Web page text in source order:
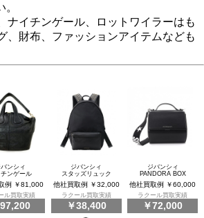
ナイチンゲール、ロットワイラーはも
、財布、ファッションアイテムなども
バンシィ
ンゲール
例 ￥81,000
ル買取実績
ジバンシィ
スタッズリュック
他社買取例 ￥32,000
ラクール買取実績
￥38,400
ジバンシィ
PANDORA BOX
他社買取例 ￥60,000
ラクール買取実績
￥72,000